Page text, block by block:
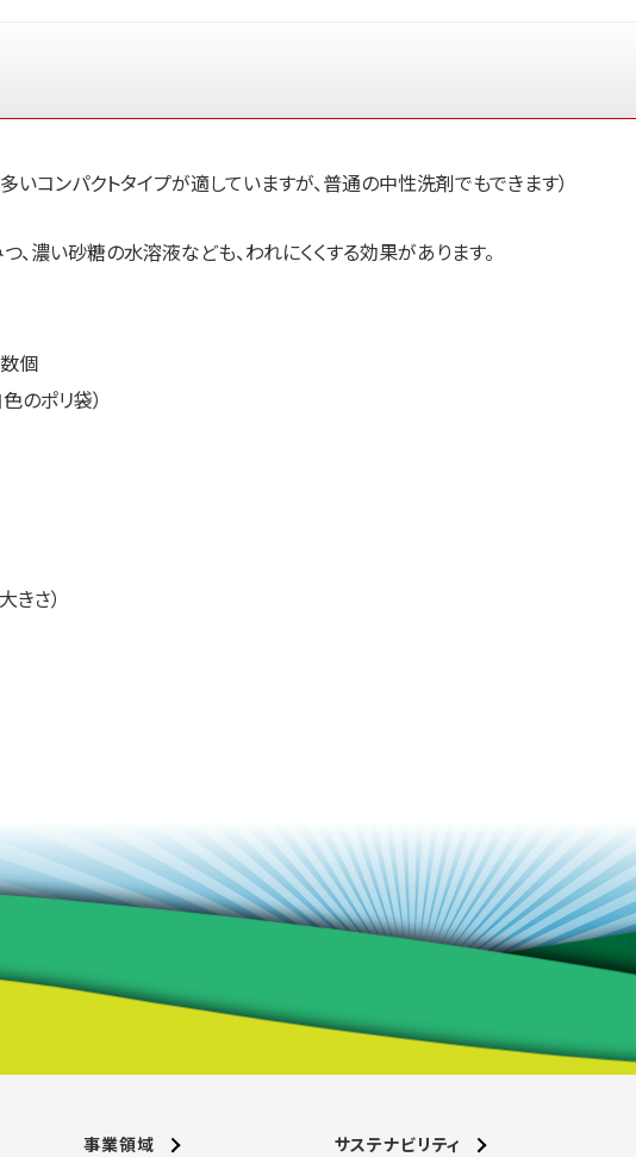
コンパクトタイプが適していますが、普通の中性洗剤でもできます）
、濃い砂糖の水溶液なども、われにくくする効果があります。
個
のポリ袋）
さ）
事業領域 サステナビリティ